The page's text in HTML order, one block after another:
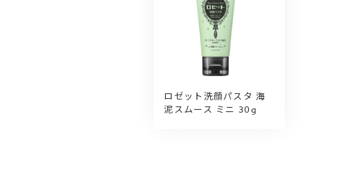
ロゼット洗顔パスタ 海
泥スムース ミニ 30g